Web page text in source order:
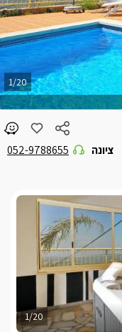
ציונה 052-9788655
1/20
1/20